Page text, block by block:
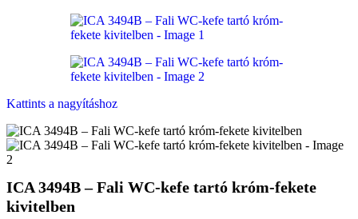
Kattints a nagyításhoz
ICA 3494B – Fali WC-kefe tartó króm-fekete
kivitelben